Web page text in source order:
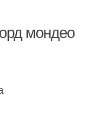
мондео